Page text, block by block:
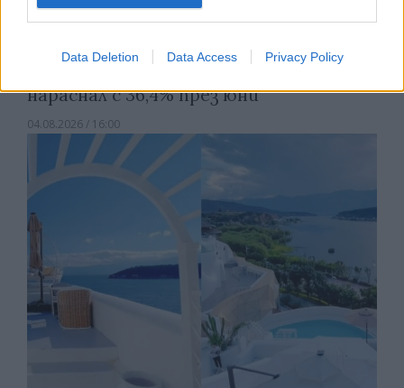
Data Deletion Data Access Privacy Policy
нараснал с 36,4% през юни
04.08.2026 / 16:00